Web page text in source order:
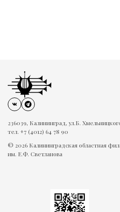
236039, Калининград, ул.Б.
тел. +7 (4012) 64 78 90
© 2026 Калининградская областная
им. Е.Ф. Светланова